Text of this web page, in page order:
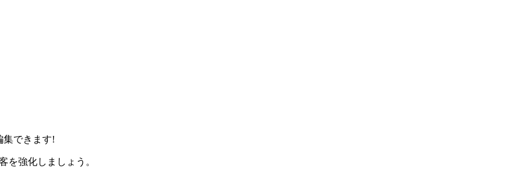
集できます!
を強化しましょう。